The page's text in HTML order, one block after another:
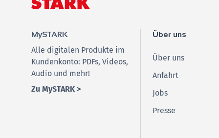
MySTARK
Alle digitalen Produkte im
Kundenkonto: PDFs, Videos,
Audio und mehr!
Zu MySTARK >
Über uns
Über uns
Anfahrt
Jobs
Presse